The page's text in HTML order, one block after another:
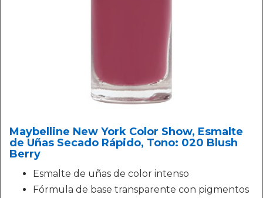
Maybelline New York Color Show, Esmalte
de Uñas Secado Rápido, Tono: 020 Blush
Berry
Esmalte de uñas de color intenso
Fórmula de base transparente con pigmentos